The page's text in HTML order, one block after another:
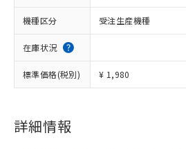
機種区分 受注生産機種
在庫状況
標準価格(税別) ¥ 1,980
詳細情報